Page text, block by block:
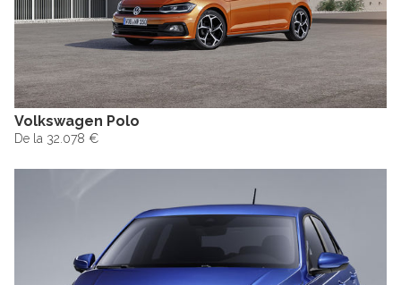
Volkswagen Polo
De la 32.078 €